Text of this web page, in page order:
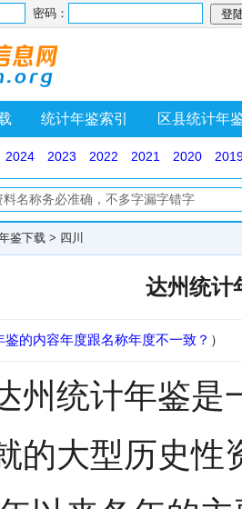
密码：
统计年鉴索引 区县统计年
2024 2023 2022 2021 2020
鉴下载 > 四川
达州统计
鉴的内容年度跟名称年度不一致？ ）
州统计年鉴是
的大型历史性